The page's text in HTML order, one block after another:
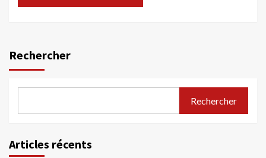
Rechercher
Rechercher
Articles récents